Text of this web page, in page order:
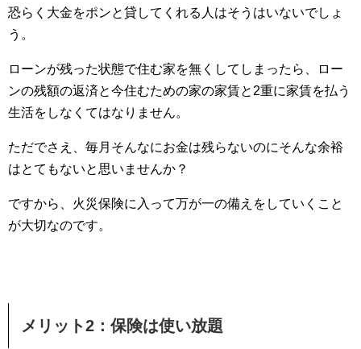
恐らく大金をポンと貸してくれる人はそうはいないでしょ
う。
ローンが残った状態で住む家を無くしてしまったら、ロー
ンの残額の返済と今住むための家の家賃と2重に家賃を払う
生活をしなくてはなりません。
ただでさえ、毎月そんなにお金は残らないのにそんな余裕
はとてもないと思いませんか？
ですから、火災保険に入って万が一の備えをしていくこと
が大切なのです。
メリット2：保険は使い放題